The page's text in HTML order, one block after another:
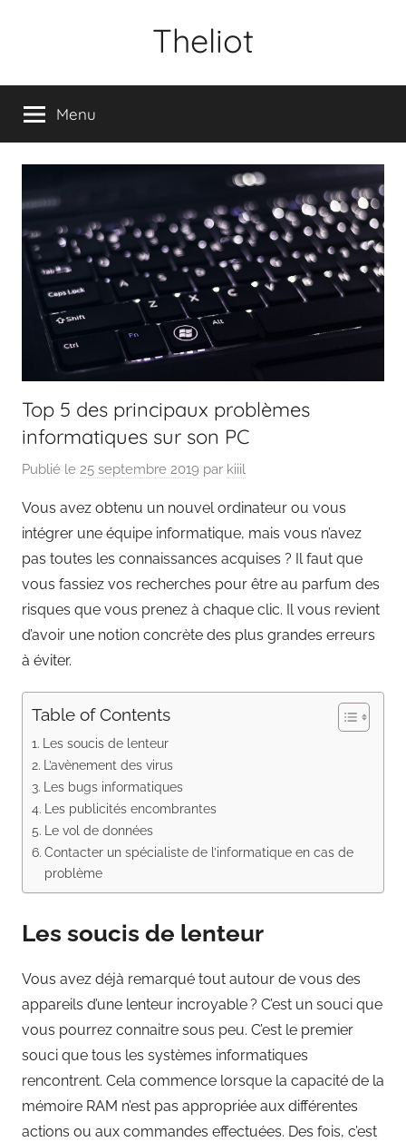
Theliot
Menu
Top 5 des principaux problèmes
informatiques sur son PC
Publié le 25 septembre 2019 par kiiil
Vous avez obtenu un nouvel ordinateur ou vous
intégrer une équipe informatique, mais vous n’avez
pas toutes les connaissances acquises ? Il faut que
vous fassiez vos recherches pour être au parfum des
risques que vous prenez à chaque clic. Il vous revient
d’avoir une notion concrète des plus grandes erreurs
à éviter.
Table of Contents
Les soucis de lenteur
L’avènement des virus
Les bugs informatiques
Les publicités encombrantes
Le vol de données
Contacter un spécialiste de l’informatique en cas de
problème
Les soucis de lenteur
Vous avez déjà remarqué tout autour de vous des
appareils d’une lenteur incroyable ? C’est un souci que
vous pourrez connaitre sous peu. C’est le premier
souci que tous les systèmes informatiques
rencontrent. Cela commence lorsque la capacité de la
mémoire RAM n’est pas appropriée aux différentes
actions ou aux commandes effectuées. Des fois, c’est